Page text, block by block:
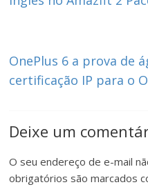
OnePlus 6 a prova de
certificação IP para o
Deixe um
O seu endereço de e-mail
obrigatórios são marcados